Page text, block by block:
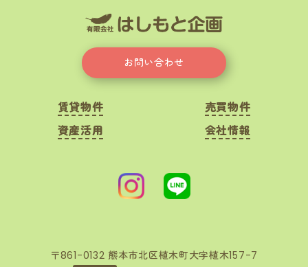
お問い合わせ
賃貸物件
売買物件
資産活用
会社情報
〒861-0132 熊本市北区植木町大字植木157-7